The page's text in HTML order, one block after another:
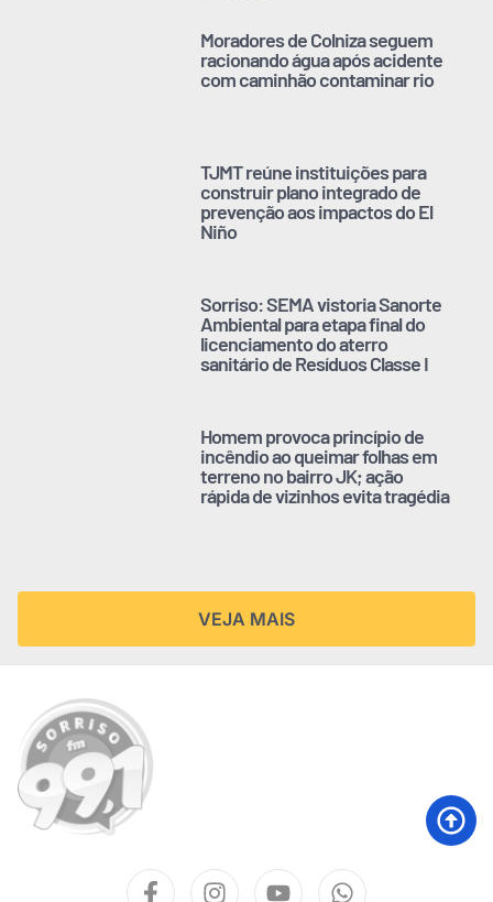
Moradores de Colniza seguem
racionando água após acidente
com caminhão contaminar rio
TJMT reúne instituições para
construir plano integrado de
prevenção aos impactos do El
Niño
Sorriso: SEMA vistoria Sanorte
Ambiental para etapa final do
licenciamento do aterro
sanitário de Resíduos Classe I
Homem provoca princípio de
incêndio ao queimar folhas em
terreno no bairro JK; ação
rápida de vizinhos evita tragédia
VEJA MAIS